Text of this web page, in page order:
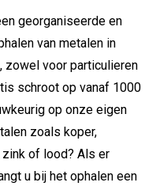
georganiseerde en
van metalen in
zowel voor particulieren
schroot op vanaf 1000
op onze eigen
zoals koper,
zink of lood? Als er
u bij het ophalen een